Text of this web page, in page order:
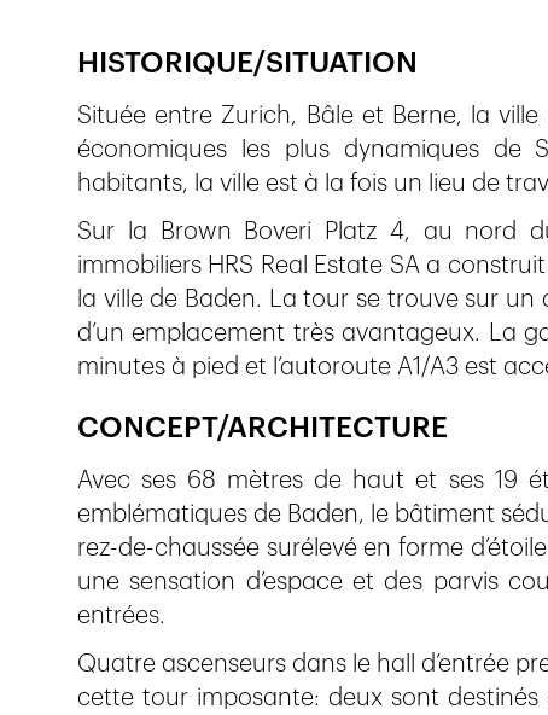
HISTORIQUE/SITUATION
Située entre Zurich, Bâle et Berne, la
économiques les plus dynamiques de
habitants, la ville est à la fois un lieu de
Sur la Brown Boveri Platz 4, au nord
immobiliers HRS Real Estate SA a
la ville de Baden. La tour se trouve sur un
d’un emplacement très avantageux. La
minutes à pied et l’autoroute A1/A3 est
CONCEPT/ARCHITECTURE
Avec ses 68 mètres de haut et ses 19
emblématiques de Baden, le bâtiment
rez-de-chaussée surélevé en forme
une sensation d’espace et des parvis
entrées.
Quatre ascenseurs dans le hall d’entrée
cette tour imposante: deux sont